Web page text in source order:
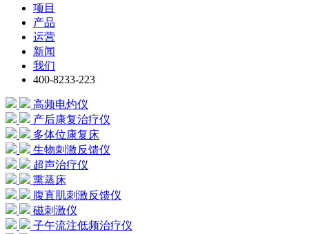
项目
产品
运营
新闻
我们
400-8233-223
高频电灼仪
产后康复治疗仪
多体位康复床
生物刺激反馈仪
超声治疗仪
熏蒸床
腹直肌刺激反馈仪
磁刺激仪
子午流注低频治疗仪